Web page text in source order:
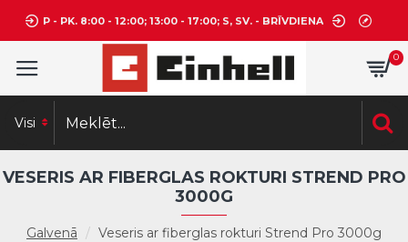
P - PK. 8:00 - 12:00; 13:00 - 17:00; S, SV. - BRĪVDIENA
0
Visi
Galvenā Veseris ar fiberglas rokturi Strend Pro 3000g
VESERIS AR FIBERGLAS ROKTURI STREND PRO
3000G